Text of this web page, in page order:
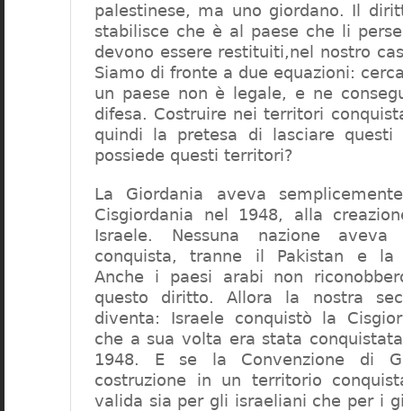
palestinese, ma uno giordano. Il
stabilisce che è al paese che li
devono essere restituiti,nel nostro
Siamo di fronte a due equazioni:
un paese non è legale, e ne
difesa. Costruire nei territori
quindi la pretesa di lasciare
possiede questi territori?
La Giordania aveva
Cisgiordania nel 1948, alla
Israele. Nessuna nazione aveva
conquista, tranne il Pakistan e la
Anche i paesi arabi non
questo diritto. Allora la nostra
diventa: Israele conquistò la
che a sua volta era stata
1948. E se la Convenzione di
costruzione in un territorio
valida sia per gli israeliani che per i